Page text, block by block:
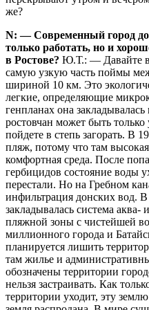
же?
N: — Современный город
только работать, но и
в Рос­тове? Ю.Т.: — Давайте
самую узкую часть поймы
шириной 10 км. Это
легкие, определяющие
генпланах она
ростовчан может быть
пойдете в степь загорать. В
пляж, потому что там
комфортная среда. После
гербицидов состояние воды
перестали. Но на Гребном
инфильтрация донских вод.
закладывалась система аква-
пляжной зоны с чистейшей
миллионного города и
планируется лишить
там жилье и
обозначены территории
нельзя застраивать. Как
территории уходит, эту